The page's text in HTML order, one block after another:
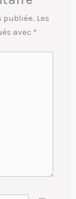
publiée. Les
avec *